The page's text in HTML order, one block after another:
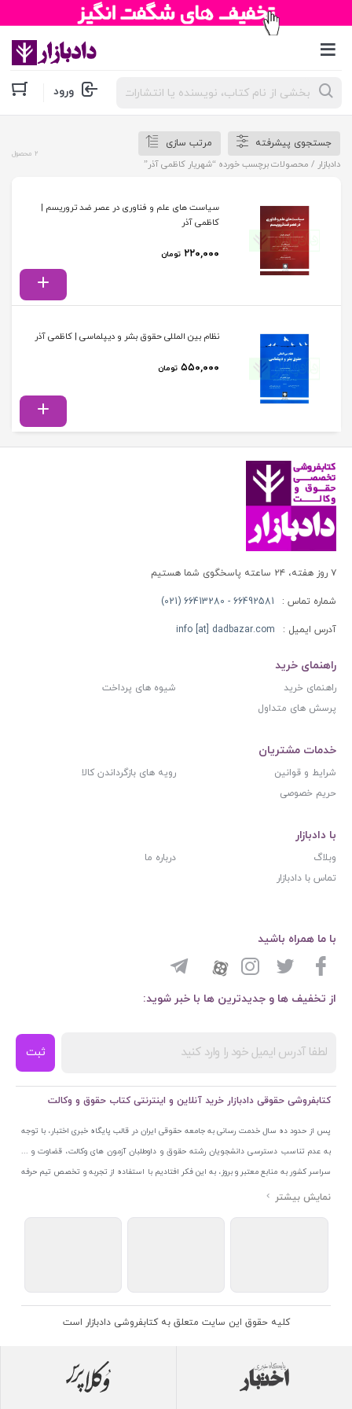
جستجوی
محصولات ورود
جستجوی پیشرفته
مرتب سازی
دادبازار / محصولات برچسب خورده “شهریار کاظمی آذر”
2 محصول
سیاست های علم و فناوری در عصر ضد تروریسم |
کاظمی آذر
۲۲۰,۰۰۰ تومان
نظام بین المللی حقوق بشر و دیپلماسی | کاظمی آذر
۵۵۰,۰۰۰ تومان
۷ روز هفته، ۲۴ ساعته پاسخگوی شما هستیم
شماره تماس : 66492581 - 66413280 (021)
آدرس ایمیل : info [at] dadbazar.com
راهنمای خرید
راهنمای خرید
شیوه های پرداخت
پرسش های متداول
خدمات مشتریان
شرایط و قوانین
رویه های بازگرداندن کالا
حریم خصوصی
با دادبازار
وبلاگ
درباره ما
تماس با دادبازار
از تخفیف ها و جدیدترین ها با خبر شوید:
ثبت
با ما همراه باشید
کتابفروشی حقوقی دادبازار خرید آنلاین و اینترنتی کتاب حقوق و وکالت
پس از حدود ده سال خدمت رسانی به جامعه حقوقی ایران در قالب پایگاه خبری اختبار، با توجه
به عدم تناسب دسترسی دانشجویان رشته حقوق و داوطلبان آزمون های وکالت، قضاوت و ...
سراسر کشور به منابع معتبر و بروز، به این فکر افتادیم با استفاده از تجربه و تخصص تیم حرفه
ای اختبار خدمتی جدید به جامعه حقوقی ایران ارائه کنیم. به این منظور با راه اندازی و تجهیز
اتحادیه ناشران و کتابفروشان تهران به منظور ارائه مطمئن ترین خدمات مجموعه بسیار کامل و
اندازی کردیم تا علاقمندان بتوانند با اطمینان کافی و به اتکای اعتبار این مجموعه قدیمی کتاب و
کلیه حقوق این سایت متعلق به کتابفروشی دادبازار است